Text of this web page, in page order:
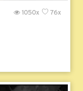
76x
1050x